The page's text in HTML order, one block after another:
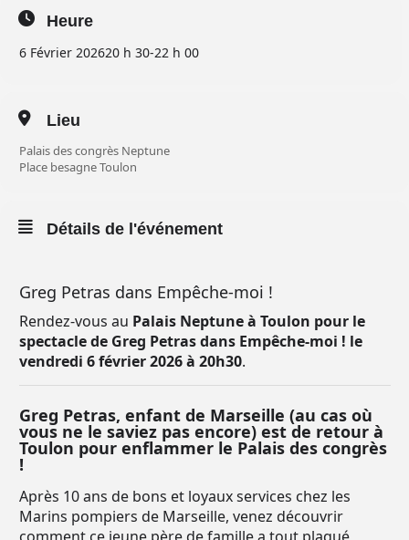
Heure
6 Février 202620 h 30-22 h 00
Lieu
Palais des congrès Neptune
Place besagne Toulon
Détails de l'événement
Greg Petras dans Empêche-moi !
Rendez-vous au Palais Neptune à Toulon pour le
spectacle de Greg Petras dans Empêche-moi ! le
vendredi 6 février 2026 à 20h30.
Greg Petras, enfant de Marseille (au cas où
vous ne le saviez pas encore) est de retour à
Toulon pour enflammer le Palais des congrès
!
Après 10 ans de bons et loyaux services chez les
Marins pompiers de Marseille, venez découvrir